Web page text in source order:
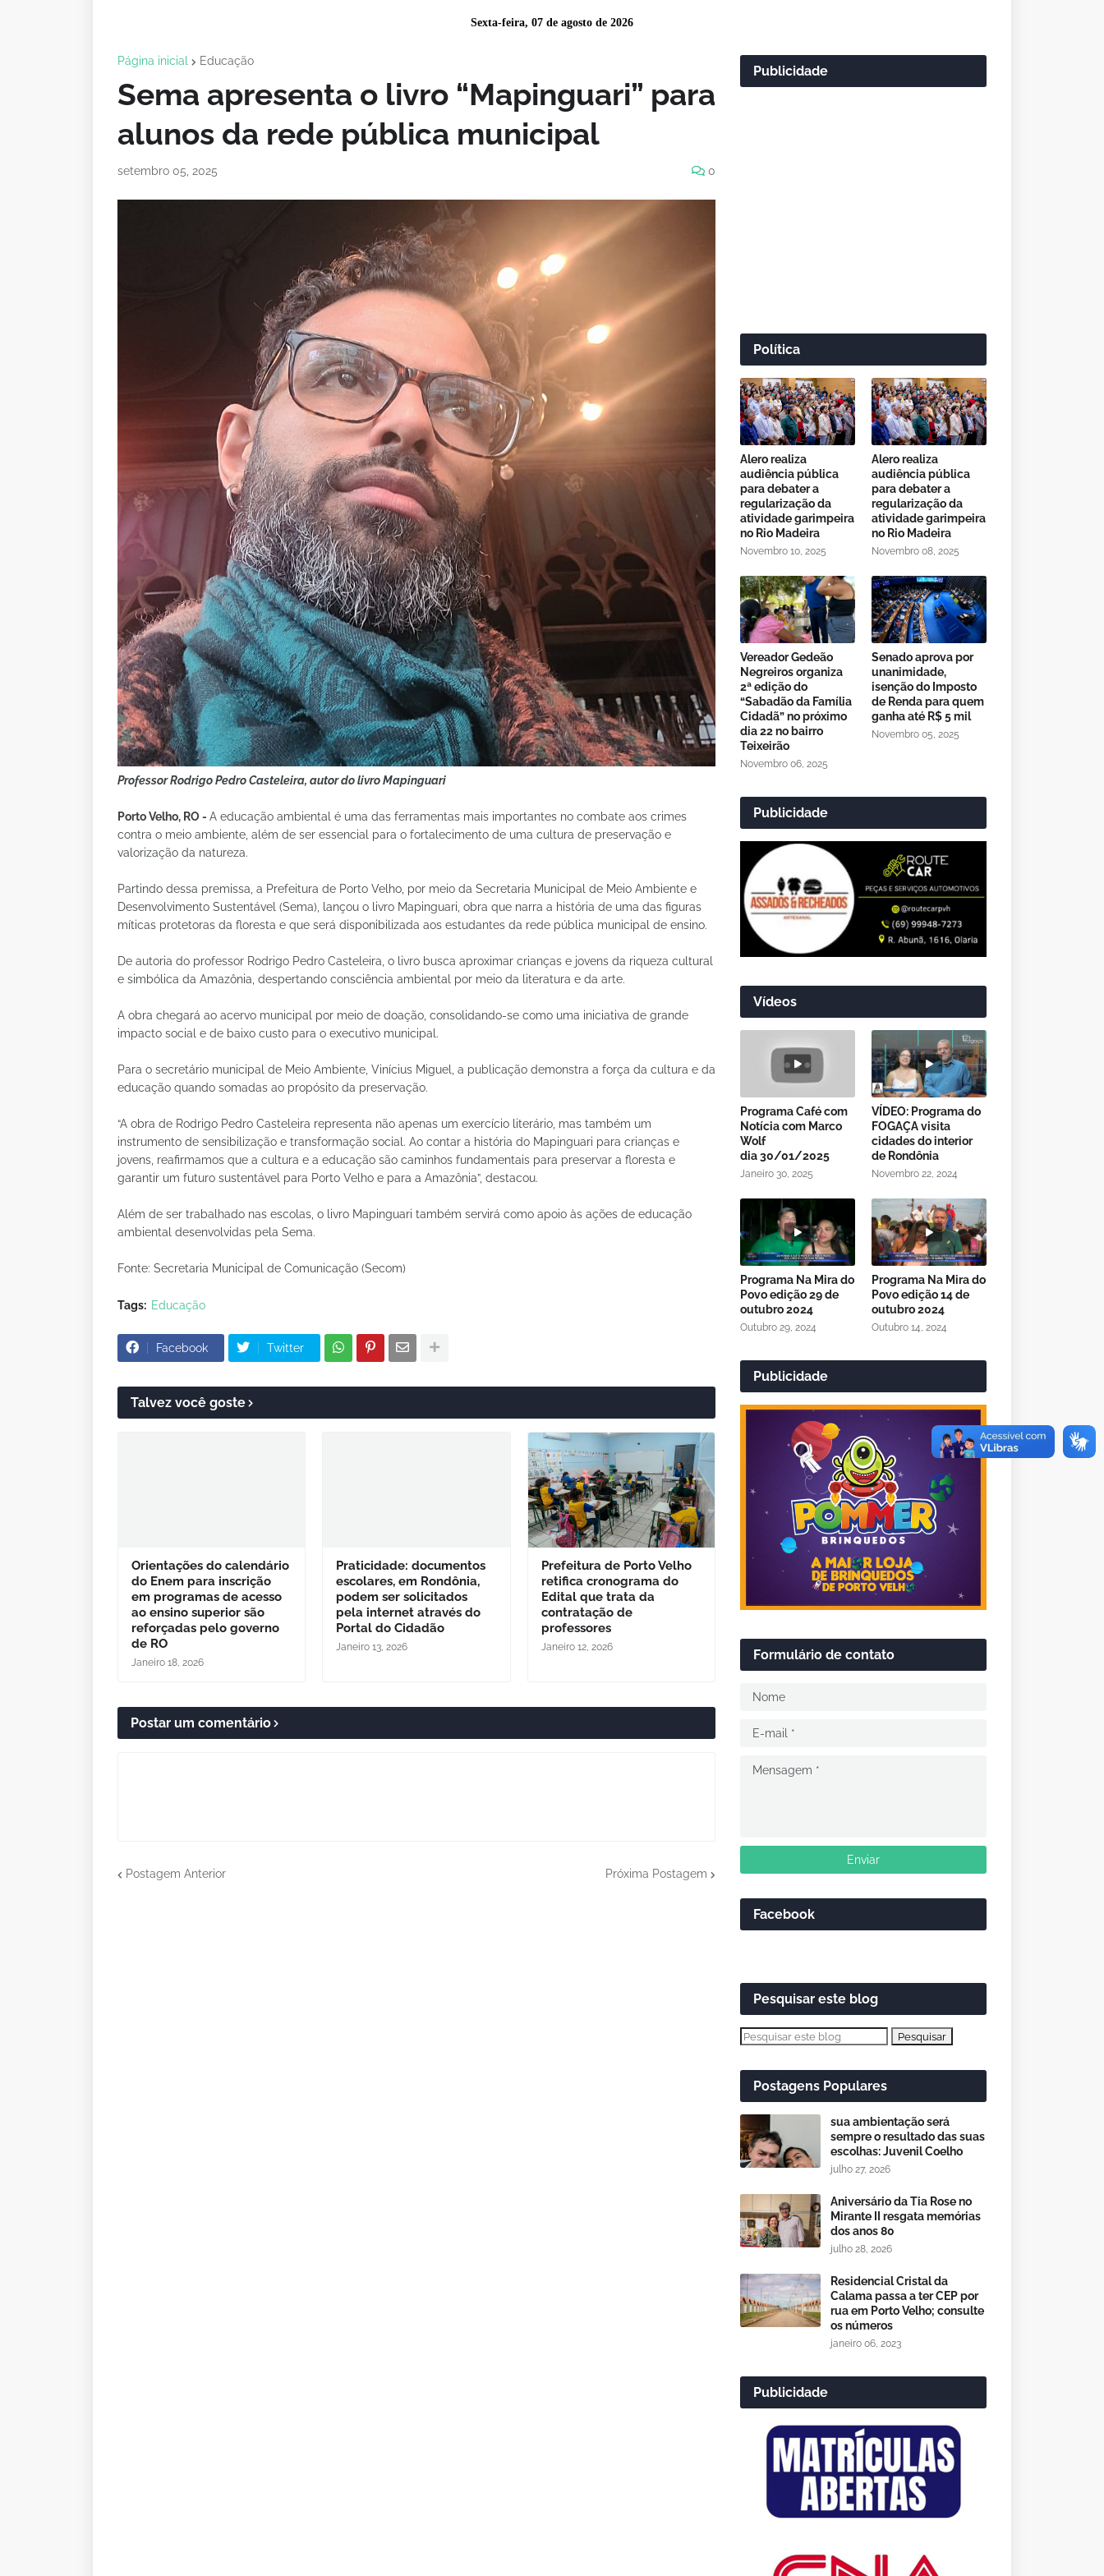
Sexta-feira, 07 de agosto de 2026
Página inicial Educação
Sema apresenta o livro “Mapinguari” para
alunos da rede pública municipal
setembro 05, 2025 0
Professor Rodrigo Pedro Casteleira, autor do livro Mapinguari
Porto Velho, RO - A educação ambiental é uma das ferramentas mais importantes no combate aos crimes
contra o meio ambiente, além de ser essencial para o fortalecimento de uma cultura de preservação e
valorização da natureza.
Partindo dessa premissa, a Prefeitura de Porto Velho, por meio da Secretaria Municipal de Meio Ambiente e
Desenvolvimento Sustentável (Sema), lançou o livro Mapinguari, obra que narra a história de uma das figuras
míticas protetoras da floresta e que será disponibilizada aos estudantes da rede pública municipal de ensino.
De autoria do professor Rodrigo Pedro Casteleira, o livro busca aproximar crianças e jovens da riqueza cultural
e simbólica da Amazônia, despertando consciência ambiental por meio da literatura e da arte.
A obra chegará ao acervo municipal por meio de doação, consolidando-se como uma iniciativa de grande
impacto social e de baixo custo para o executivo municipal.
Para o secretário municipal de Meio Ambiente, Vinícius Miguel, a publicação demonstra a força da cultura e da
educação quando somadas ao propósito da preservação.
“A obra de Rodrigo Pedro Casteleira representa não apenas um exercício literário, mas também um
instrumento de sensibilização e transformação social. Ao contar a história do Mapinguari para crianças e
jovens, reafirmamos que a cultura e a educação são caminhos fundamentais para preservar a floresta e
garantir um futuro sustentável para Porto Velho e para a Amazônia”, destacou.
Além de ser trabalhado nas escolas, o livro Mapinguari também servirá como apoio às ações de educação
ambiental desenvolvidas pela Sema.
Fonte: Secretaria Municipal de Comunicação (Secom)
Tags: Educação
Facebook Twitter
Talvez você goste
Orientações do calendário
do Enem para inscrição
em programas de acesso
ao ensino superior são
reforçadas pelo governo
de RO
Janeiro 18, 2026
Praticidade: documentos
escolares, em Rondônia,
podem ser solicitados
pela internet através do
Portal do Cidadão
Janeiro 13, 2026
Prefeitura de Porto Velho
retifica cronograma do
Edital que trata da
contratação de
professores
Janeiro 12, 2026
Postar um comentário
Postagem Anterior Próxima Postagem
Publicidade
Política
Alero realiza
audiência pública
para debater a
regularização da
atividade garimpeira
no Rio Madeira
Novembro 10, 2025
Alero realiza
audiência pública
para debater a
regularização da
atividade garimpeira
no Rio Madeira
Novembro 08, 2025
Vereador Gedeão
Negreiros organiza
2ª edição do
“Sabadão da Família
Cidadã” no próximo
dia 22 no bairro
Teixeirão
Novembro 06, 2025
Senado aprova por
unanimidade,
isenção do Imposto
de Renda para quem
ganha até R$ 5 mil
Novembro 05, 2025
Publicidade
Vídeos
Programa Café com
Notícia com Marco
Wolf
dia 30/01/2025
Janeiro 30, 2025
VÍDEO: Programa do
FOGAÇA visita
cidades do interior
de Rondônia
Novembro 22, 2024
Programa Na Mira do
Povo edição 29 de
outubro 2024
Outubro 29, 2024
Programa Na Mira do
Povo edição 14 de
outubro 2024
Outubro 14, 2024
Publicidade
Formulário de contato
Facebook
Pesquisar este blog
Postagens Populares
sua ambientação será
sempre o resultado das suas
escolhas: Juvenil Coelho
julho 27, 2026
Aniversário da Tia Rose no
Mirante II resgata memórias
dos anos 80
julho 28, 2026
Residencial Cristal da
Calama passa a ter CEP por
rua em Porto Velho; consulte
os números
janeiro 06, 2023
Publicidade